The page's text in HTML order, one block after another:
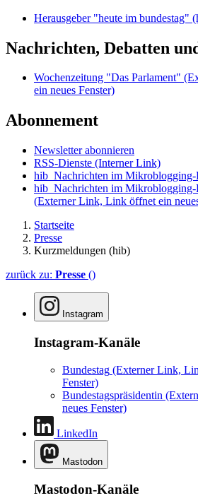
Herausgeber "heute im bundestag"
Nachrichten, Debatten
Wochenzeitung "Das Parlament"
ein neues Fenster)
Abonnement
Newsletter abonnieren
RSS-Dienste (Interner Link)
hib_Nachrichten im
hib_Nachrichten im Mikroblogging-
(Externer Link, Link öffnet ein
Startseite
Presse
Kurzmeldungen (hib)
zurück zu: Presse ()
Instagram
Instagram-Kanäle
Bundestag (Externer Link,
Fenster)
Bundestagspräsidentin
neues Fenster)
LinkedIn
Mastodon
Mastodon-Kanäle